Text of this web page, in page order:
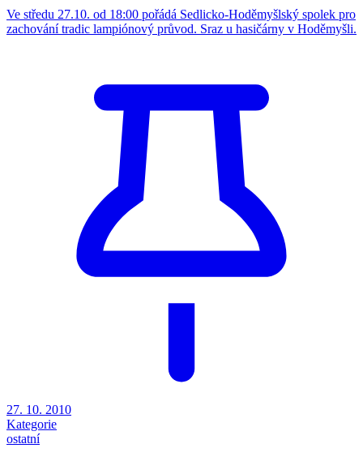
Ve středu 27.10. od 18:00 pořádá Sedlicko-Hoděmyšlský spolek pro
zachování tradic lampiónový průvod. Sraz u hasičárny v Hoděmyšli.
27. 10. 2010
Kategorie
ostatní